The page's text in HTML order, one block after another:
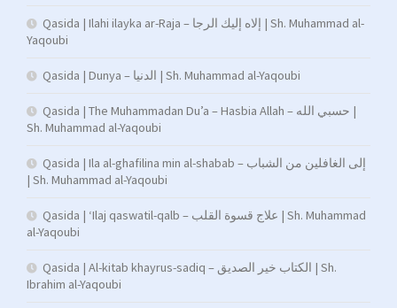
Qasida | Ilahi ilayka ar-Raja – إلاه إليك الرجا | Sh. Muhammad al-
Yaqoubi
Qasida | Dunya – الدنيا | Sh. Muhammad al-Yaqoubi
Qasida | The Muhammadan Du’a – Hasbia Allah – حسبي الله |
Sh. Muhammad al-Yaqoubi
Qasida | Ila al-ghafilina min al-shabab – إلى الغافلين من الشباب
| Sh. Muhammad al-Yaqoubi
Qasida | ‘Ilaj qaswatil-qalb – علاج قسوة القلب | Sh. Muhammad
al-Yaqoubi
Qasida | Al-kitab khayrus-sadiq – الكتاب خير الصديق | Sh.
Ibrahim al-Yaqoubi